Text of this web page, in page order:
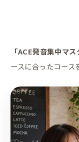
「ACE発音集中マ
ースに合ったコース